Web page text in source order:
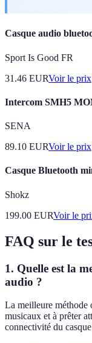
Casque audio
Sport Is Good FR
31.46 EURVoir le prix
Intercom SMH5
SENA
89.10 EURVoir le prix
Casque Bluetooth
Shokz
199.00 EURVoir le
FAQ sur le
1. Quelle est la
audio ?
La meilleure méthode
musicaux et à prêter
connectivité du